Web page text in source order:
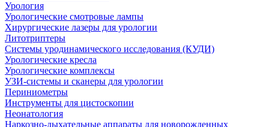
Урология
Урологические смотровые лампы
Хирургические лазеры для урологии
Литотриптеры
Системы уродинамического исследования (КУДИ)
Урологические кресла
Урологические комплексы
УЗИ-системы и сканеры для урологии
Периниометры
Инструменты для цистоскопии
Неонатология
Наркозно-дыхательные аппараты для новорожденных